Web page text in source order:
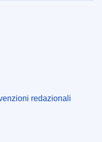
redazionali